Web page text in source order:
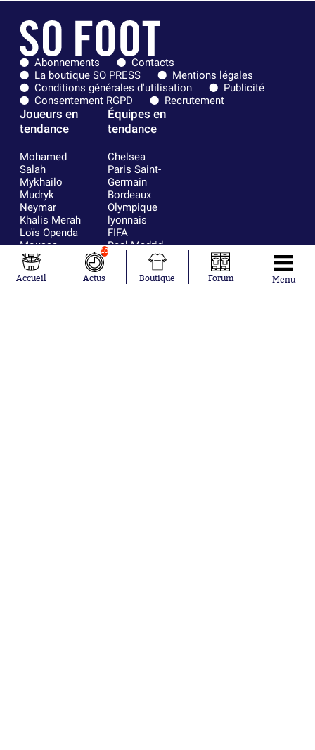
Abonnements
Contacts
La boutique SO PRESS
Mentions légales
Conditions générales d'utilisation
Publicité
Consentement RGPD
Recrutement
Joueurs en
tendance
Mohamed
Salah
Mykhailo
Mudryk
Neymar
Khalis Merah
Loïs Openda
Moussa
Niakhaté
Nicolás
Tagliafico
Équipes en
tendance
Chelsea
Paris Saint-
Germain
Bordeaux
Olympique
lyonnais
FIFA
Real Madrid
RC Strasbourg
France
Accueil
10
Actus Boutique Forum Menu